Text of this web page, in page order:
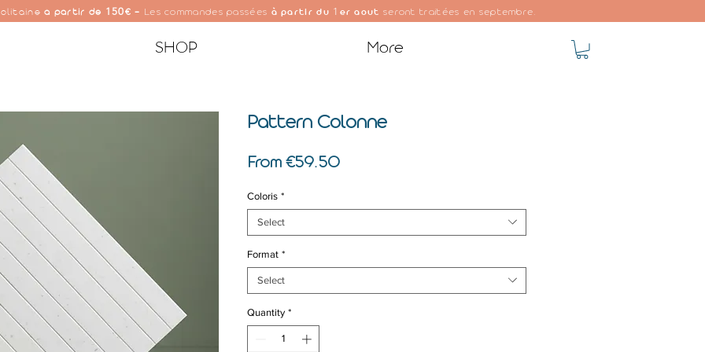
à partir de 150€ - Les commandes passées à partir du 1 er aout seront traitées en septembre.
SHOP More
Pattern Colonne
From €59.50Sale
Coloris *
Select
Format *
Select
Quantity *